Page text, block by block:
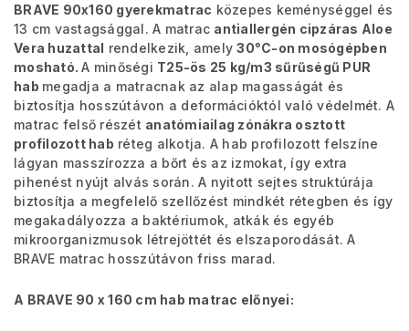
BRAVE 90x160 gyerekmatrac közepes keménységgel és
13 cm vastagsággal. A matrac antiallergén cipzáras Aloe
Vera huzattal rendelkezik, amely30°C-on mosógépben
mosható.A minőségi T25-ös 25 kg/m3 sűrűségű PUR
hab megadja a matracnak az alap magasságát és
biztosítja hosszútávon a deformációktól való védelmét. A
matrac felső részét anatómiailag zónákra osztott
profilozott hab réteg alkotja. A hab profilozott felszíne
lágyan masszírozza a bőrt és az izmokat, így extra
pihenést nyújt alvás során. A nyitott sejtes struktúrája
biztosítja a megfelelő szellőzést mindkét rétegben és így
megakadályozza a baktériumok, atkák és egyéb
mikroorganizmusok létrejöttét és elszaporodását. A
BRAVE matrac hosszútávon friss marad.
A BRAVE 90 x 160 cm hab matrac előnyei: